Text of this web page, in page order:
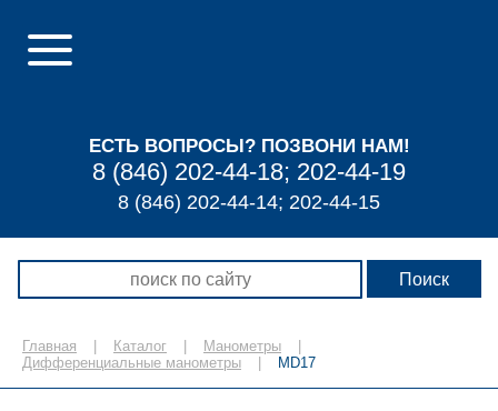
ЕСТЬ ВОПРОСЫ? ПОЗВОНИ НАМ!
8 (846) 202-44-18; 202-44-19
8 (846) 202-44-14; 202-44-15
Главная Каталог Манометры
Дифференциальные манометры
MD17